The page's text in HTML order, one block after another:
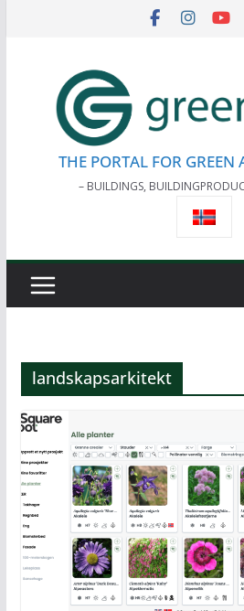
THE PORTAL FOR GREEN
– BUILDINGS,
landskapsarkitekt